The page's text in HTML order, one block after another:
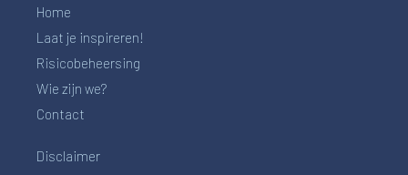
Home
Laat je inspireren!
Risicobeheersing
Wie zijn we?
Contact
Disclaimer